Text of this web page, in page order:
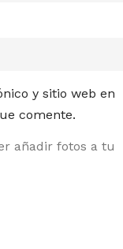
y sitio web en
comente.
añadir fotos a tu